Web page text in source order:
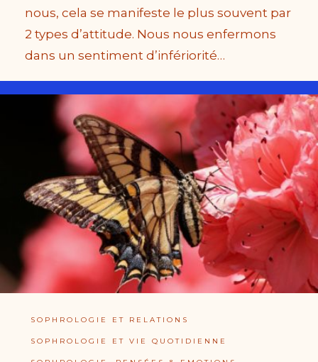
nous, cela se manifeste le plus souvent par
2 types d’attitude. Nous nous enfermons
dans un sentiment d’infériorité…
SOPHROLOGIE ET RELATIONS
SOPHROLOGIE ET VIE QUOTIDIENNE